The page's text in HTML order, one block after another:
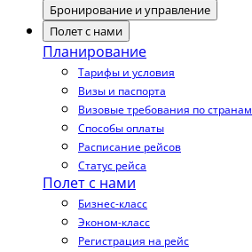
Бронирование и управление
Полет с нами
Планирование
Тарифы и условия
Визы и паспорта
Визовые требования по странам
Способы оплаты
Расписание рейсов
Статус рейса
Полет с нами
Бизнес-класс
Эконом-класс
Регистрация на рейс